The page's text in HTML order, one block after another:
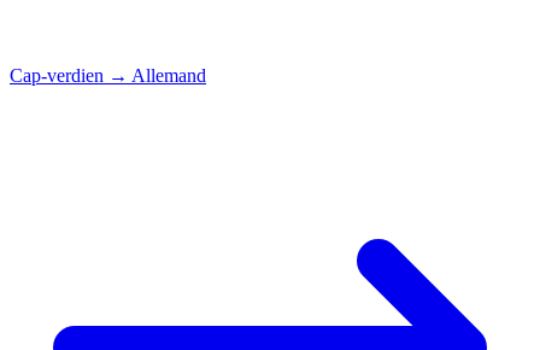
Cap-verdien → Allemand